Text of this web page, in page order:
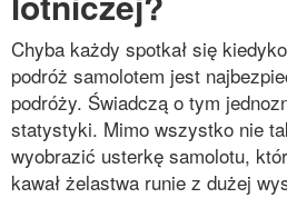
Chyba każdy spotkał się
podróż samolotem jest
podróży. Świadczą o tym
statystyki. Mimo wszystko nie
wyobrazić usterkę samolotu,
kawał żelastwa runie z dużej